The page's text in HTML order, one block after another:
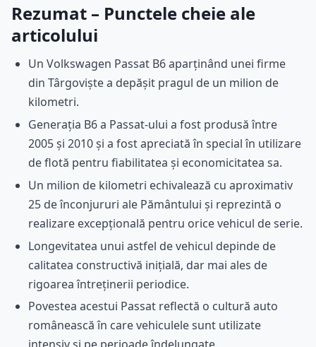
Rezumat – Punctele cheie ale
articolului
Un Volkswagen Passat B6 aparținând unei firme
din Târgoviște a depășit pragul de un milion de
kilometri.
Generația B6 a Passat-ului a fost produsă între
2005 și 2010 și a fost apreciată în special în utilizare
de flotă pentru fiabilitatea și economicitatea sa.
Un milion de kilometri echivalează cu aproximativ
25 de înconjururi ale Pământului și reprezintă o
realizare excepțională pentru orice vehicul de serie.
Longevitatea unui astfel de vehicul depinde de
calitatea constructivă inițială, dar mai ales de
rigoarea întreținerii periodice.
Povestea acestui Passat reflectă o cultură auto
românească în care vehiculele sunt utilizate